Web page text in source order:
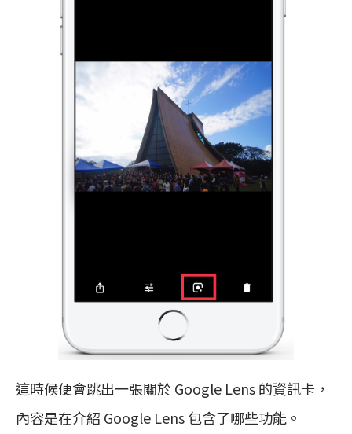
這時候便會跳出一張關於 Google Lens 的資訊卡，
內容是在介紹 Google Lens 包含了哪些功能。